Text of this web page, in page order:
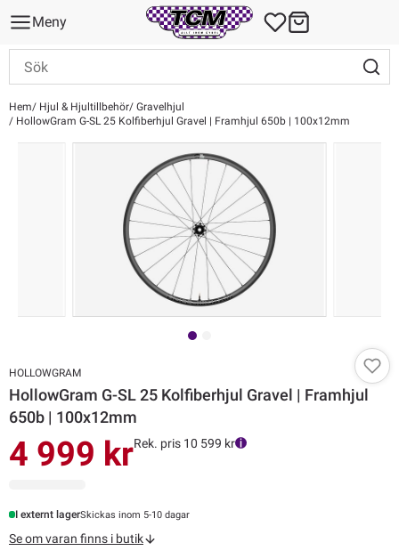
Meny
Hem Hjul & Hjultillbehör Gravelhjul
HollowGram G-SL 25 Kolfiberhjul Gravel | Framhjul 650b | 100x12mm
HOLLOWGRAM
HollowGram G-SL 25 Kolfiberhjul Gravel | Framhjul
650b | 100x12mm
4 999 krRek. pris 10 599 kr
I externt lagerSkickas inom 5-10 dagar
Se om varan finns i butik